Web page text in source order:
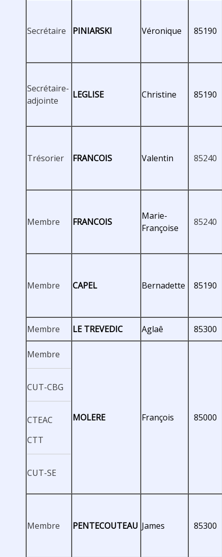
Secrétaire PINIARSKI Véronique 85190
Secrétaire-
adjointe
LEGLISE Christine 85190
Trésorier FRANCOIS Valentin 85240
Membre FRANCOIS
Marie-
Françoise
85240
Membre CAPEL Bernadette 85190
Membre LE TREVEDIC Aglaê 85300
Membre
CUT-CBG
CTEAC
CTT
CUT-SE
MOLERE François 85000
Membre PENTECOUTEAU James 85300